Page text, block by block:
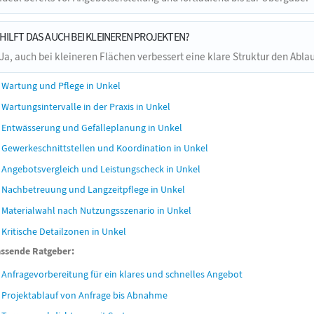
HILFT DAS AUCH BEI KLEINEREN PROJEKTEN?
Ja, auch bei kleineren Flächen verbessert eine klare Struktur den
Wartung und Pflege in Unkel
Wartungsintervalle in der Praxis in Unkel
Entwässerung und Gefälleplanung in Unkel
Gewerkeschnittstellen und Koordination in Unkel
Angebotsvergleich und Leistungscheck in Unkel
Nachbetreuung und Langzeitpflege in Unkel
Materialwahl nach Nutzungsszenario in Unkel
Kritische Detailzonen in Unkel
Ratgeber:
Anfragevorbereitung für ein klares und schnelles Angebot
Projektablauf von Anfrage bis Abnahme